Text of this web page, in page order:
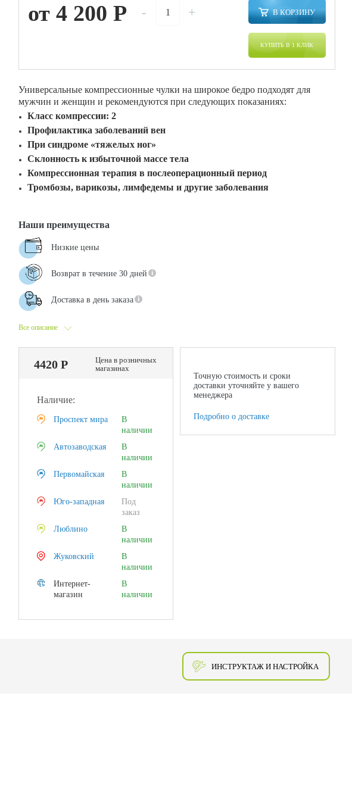
от 4 200 P - + В КОРЗИНУ
КУПИТЬ В 1 КЛИК
Универсальные компрессионные чулки на широкое бедро подходят для
мужчин и женщин и рекомендуются при следующих показаниях:
Класс компрессии: 2
Профилактика заболеваний вен
При синдроме «тяжелых ног»
Склонность к избыточной массе тела
Компрессионная терапия в послеоперационный период
Тромбозы, варикозы, лимфедемы и другие заболевания
Все описание
Наши преимущества
Низкие цены
Возврат в течение 30 дней
Доставка в день заказа
4420 Р
Цена в розничных
магазинах
Наличие:
Проспект мира
В
наличии
Автозаводская
В
наличии
Первомайская
В
наличии
Юго-западная
Под
заказ
Люблино
В
наличии
Жуковский
В
наличии
Интернет-
магазин
В
наличии
Точную стоимость и сроки
доставки уточняйте у вашего
менеджера
Подробно о доставке
ИНСТРУКТАЖ И НАСТРОЙКА